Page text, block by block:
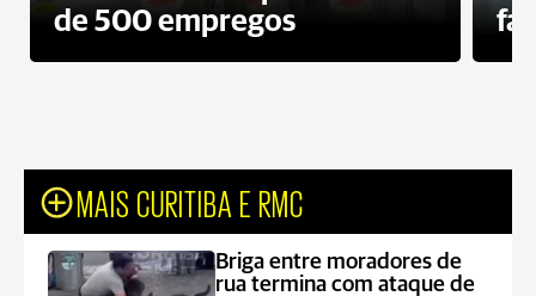
de 500 empregos
MAIS CURITIBA E RMC
Briga entre moradores de
rua termina com ataque de